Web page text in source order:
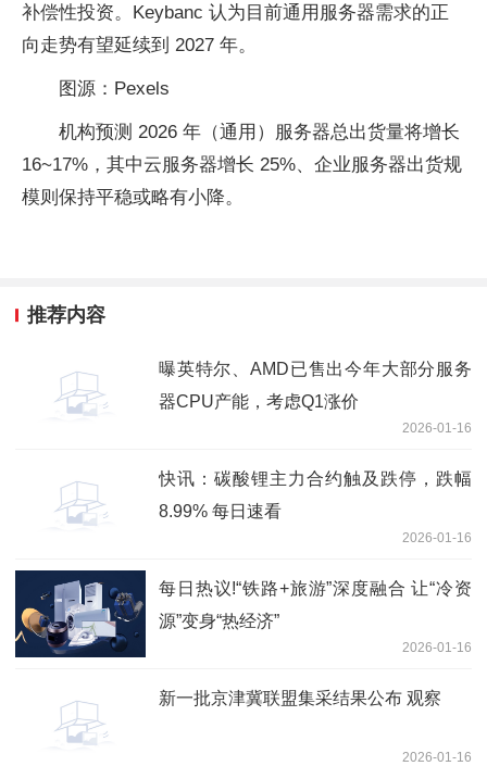
补偿性投资。Keybanc 认为目前通用服务器需求的正
向走势有望延续到 2027 年。
图源：Pexels
机构预测 2026 年（通用）服务器总出货量将增长
16~17%，其中云服务器增长 25%、企业服务器出货规
模则保持平稳或略有小降。
推荐内容
曝英特尔、AMD已售出今年大部分服务
器CPU产能，考虑Q1涨价
2026-01-16
快讯：碳酸锂主力合约触及跌停，跌幅
8.99% 每日速看
2026-01-16
每日热议!“铁路+旅游”深度融合 让“冷资
源”变身“热经济”
2026-01-16
新一批京津冀联盟集采结果公布 观察
2026-01-16